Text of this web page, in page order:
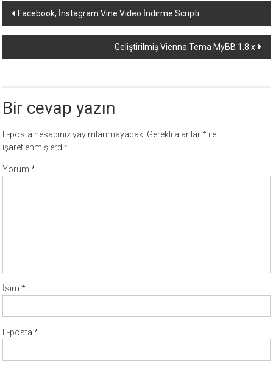
Yazı
dolaşımı
Facebook, İnstagram Vine Video İndirme Scripti
Geliştirilmiş Vienna Tema MyBB 1.8.x
Bir cevap yazın
E-posta hesabınız yayımlanmayacak. Gerekli alanlar* ile
işaretlenmişlerdir
Yorum*
İsim*
E-posta*